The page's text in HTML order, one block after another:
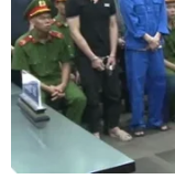
Hãng thông tấn
dịch thương
trong tháng Ba
trở lại mức đạt
ngoái.